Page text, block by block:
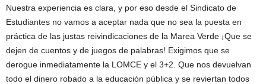
Nuestra experiencia es clara, y por eso desde el Sindicato de
Estudiantes no vamos a aceptar nada que no sea la puesta en
práctica de las justas reivindicaciones de la Marea Verde ¡Que se
dejen de cuentos y de juegos de palabras! Exigimos que se
derogue inmediatamente la LOMCE y el 3+2. Que nos devuelvan
todo el dinero robado a la educación pública y se reviertan todos